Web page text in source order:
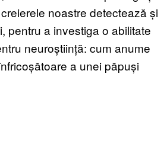
noastre detectează și
pentru a investiga o abilitate
neuroștiință: cum anume
a unei păpuși